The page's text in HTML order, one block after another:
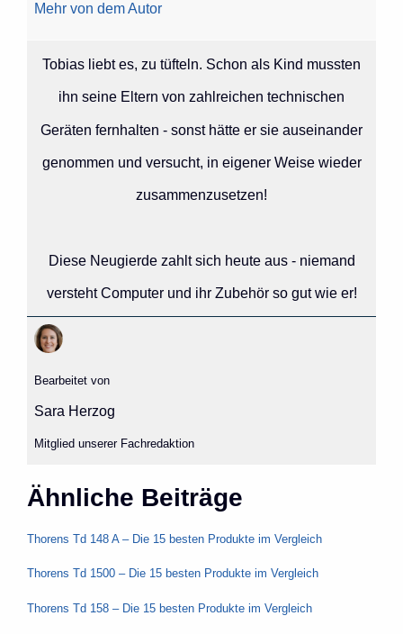
Mehr von dem Autor
Tobias liebt es, zu tüfteln. Schon als Kind mussten
ihn seine Eltern von zahlreichen technischen
Geräten fernhalten - sonst hätte er sie auseinander
genommen und versucht, in eigener Weise wieder
zusammenzusetzen!
Diese Neugierde zahlt sich heute aus - niemand
versteht Computer und ihr Zubehör so gut wie er!
Bearbeitet von
Sara Herzog
Mitglied unserer Fachredaktion
Ähnliche Beiträge
Thorens Td 148 A – Die 15 besten Produkte im Vergleich
Thorens Td 1500 – Die 15 besten Produkte im Vergleich
Thorens Td 158 – Die 15 besten Produkte im Vergleich